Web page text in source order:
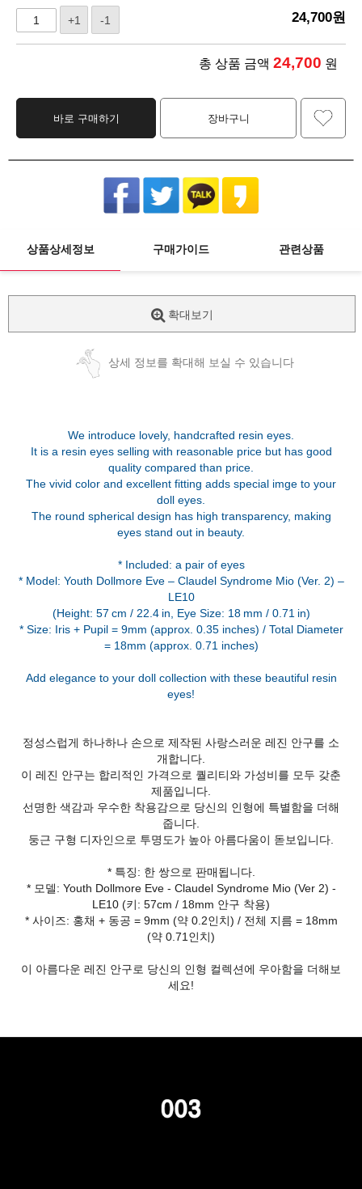
+1 -1 24,700원
총 상품 금액 24,700 원
바로 구매하기 장바구니
상품상세정보 구매가이드 관련상품
확대보기
상세 정보를 확대해 보실 수 있습니다
We introduce lovely, handcrafted resin eyes.
It is a resin eyes selling with reasonable price but has good
quality compared than price.
The vivid color and excellent fitting adds special imge to your
doll eyes.
The round spherical design has high transparency, making
eyes stand out in beauty.
* Included: a pair of eyes
* Model: Youth Dollmore Eve – Claudel Syndrome Mio (Ver. 2) –
LE10
(Height: 57 cm / 22.4 in, Eye Size: 18 mm / 0.71 in)
* Size: Iris + Pupil = 9mm (approx. 0.35 inches) / Total Diameter
= 18mm (approx. 0.71 inches)
Add elegance to your doll collection with these beautiful resin
정성스럽게 하나하나 손으로 제작된 사랑스러운 레진 안구를 소
개합니다.
이 레진 안구는 합리적인 가격으로 퀄리티와 가성비를 모두 갖춘
제품입니다.
선명한 색감과 우수한 착용감으로 당신의 인형에 특별함을 더해
줍니다.
둥근 구형 디자인으로 투명도가 높아 아름다움이 돋보입니다.
* 특징: 한 쌍으로 판매됩니다.
* 모델: Youth Dollmore Eve - Claudel Syndrome Mio (Ver 2) -
LE10 (키: 57cm / 18mm 안구 착용)
* 사이즈: 홍채 + 동공 = 9mm (약 0.2인치) / 전체 지름 = 18mm
(약 0.71인치)
이 아름다운 레진 안구로 당신의 인형 컬렉션에 우아함을 더해보
세요!